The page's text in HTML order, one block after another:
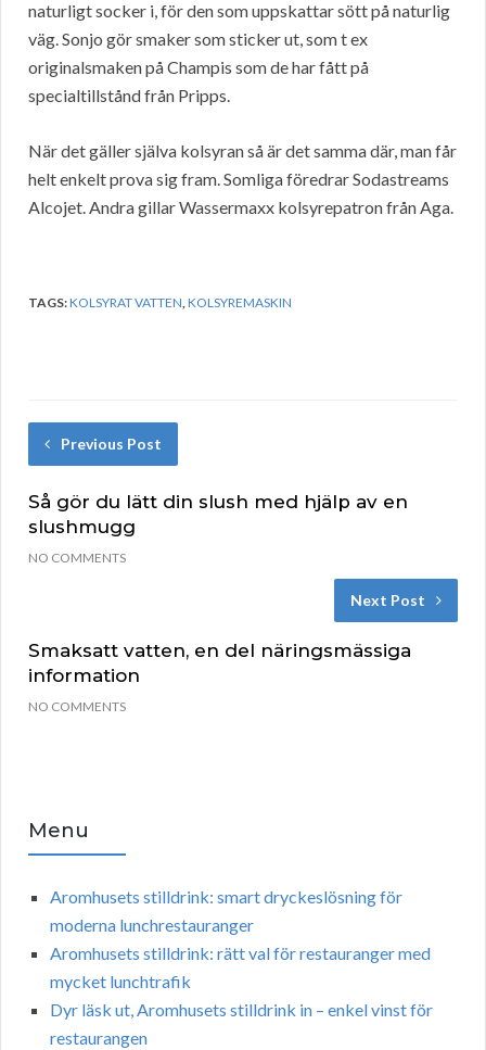
naturligt socker i, för den som uppskattar sött på naturlig
väg. Sonjo gör smaker som sticker ut, som t ex
originalsmaken på Champis som de har fått på
specialtillstånd från Pripps.
När det gäller själva kolsyran så är det samma där, man får
helt enkelt prova sig fram. Somliga föredrar Sodastreams
Alcojet. Andra gillar Wassermaxx kolsyrepatron från Aga.
TAGS:KOLSYRAT VATTEN,KOLSYREMASKIN
Previous Post
Så gör du lätt din slush med hjälp av en
slushmugg
NO COMMENTS
Next Post
Smaksatt vatten, en del näringsmässiga
information
NO COMMENTS
Menu
Aromhusets stilldrink: smart dryckeslösning för
moderna lunchrestauranger
Aromhusets stilldrink: rätt val för restauranger med
mycket lunchtrafik
Dyr läsk ut, Aromhusets stilldrink in – enkel vinst för
restaurangen